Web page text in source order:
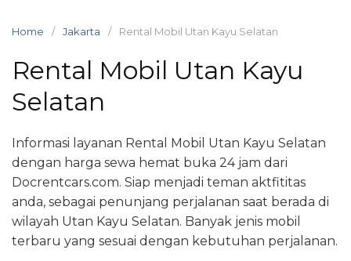
Home Jakarta Rental Mobil Utan Kayu Selatan
Rental Mobil Utan Kayu
Selatan
Informasi layanan Rental Mobil Utan Kayu Selatan
dengan harga sewa hemat buka 24 jam dari
Docrentcars.com. Siap menjadi teman aktfititas
anda, sebagai penunjang perjalanan saat berada di
wilayah Utan Kayu Selatan. Banyak jenis mobil
terbaru yang sesuai dengan kebutuhan perjalanan.